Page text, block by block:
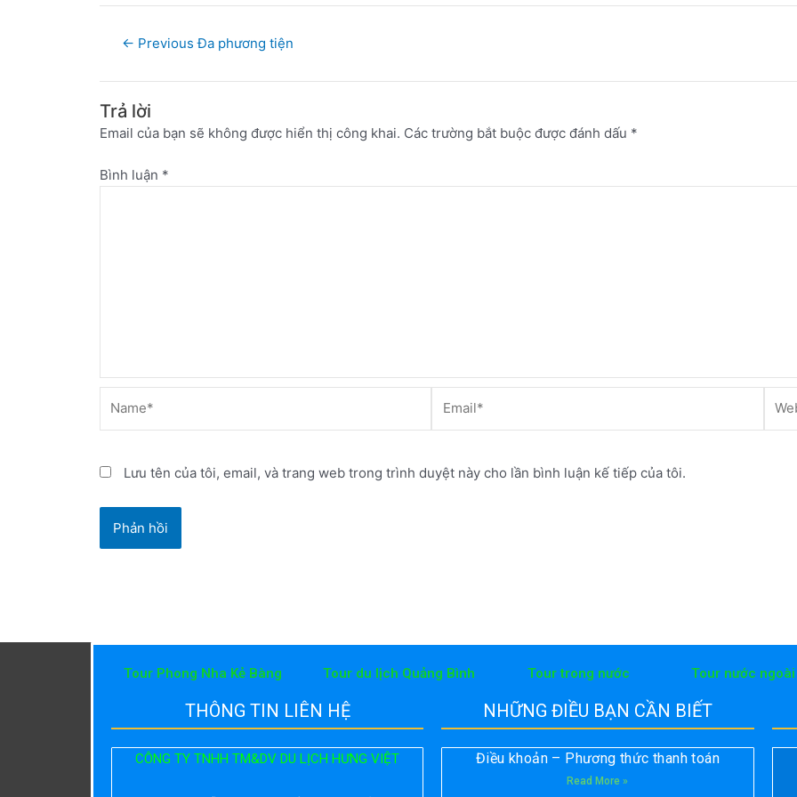
← Previous Đa phương tiện
Trả lời
Email của bạn sẽ không được hiển thị công khai. Các trường bắt buộc được đánh dấu *
Bình luận *
Lưu tên của tôi, email, và trang web trong trình duyệt này cho lần bình luận kế tiếp của tôi.
Tour Phong Nha Kẻ Bàng Tour du lịch Quảng Bình Tour trong nước Tour nước ngoài
THÔNG TIN LIÊN HỆ
CÔNG TY TNHH TM&DV DU LỊCH HƯNG VIỆT
NHỮNG ĐIỀU BẠN CẦN BIẾT
Điều khoản – Phương thức thanh toán
Read More »